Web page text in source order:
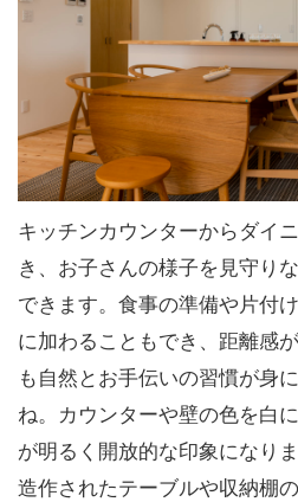
キッチンカウンターからダイ
き、お子さんの様子を見守り
できます。食事の準備や片付
に加わることもでき、距離感
も自然とお手伝いの習慣が身
ね。カウンターや壁の色を白
が明るく開放的な印象になりま
造作されたテーブルや収納棚